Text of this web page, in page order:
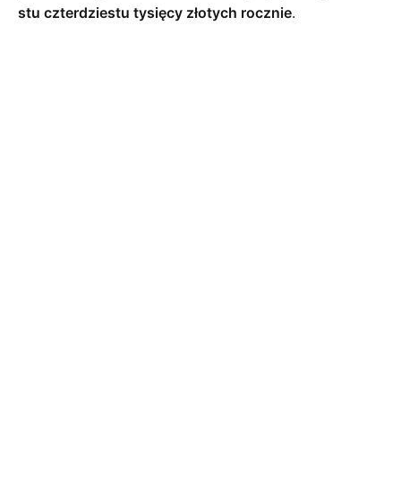
stu czterdziestu tysięcy złotych rocznie.